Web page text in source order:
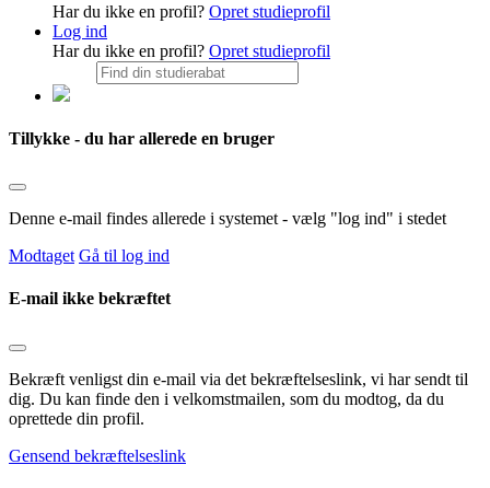
Har du ikke en profil? Opret studieprofil
Log ind
Har du ikke en profil? Opret studieprofil
Tillykke - du har allerede en bruger
Denne e-mail findes allerede i systemet - vælg "log ind" i stedet
Modtaget Gå til log ind
E-mail ikke bekræftet
Bekræft venligst din e-mail via det bekræftelseslink, vi har sendt til
dig. Du kan finde den i velkomstmailen, som du modtog, da du
oprettede din profil.
Gensend bekræftelseslink